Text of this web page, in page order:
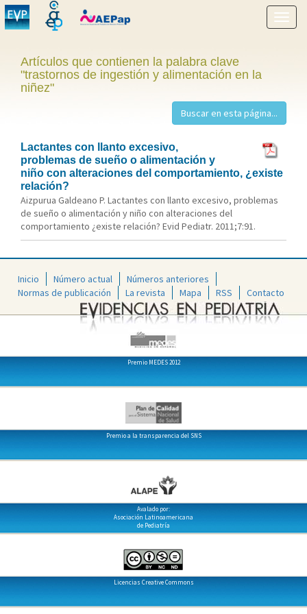
menú
Artículos que contienen la palabra clave
"trastornos de ingestión y alimentación en la
niñez"
Lactantes con llanto excesivo,
problemas de sueño o alimentación y
niño con alteraciones del comportamiento, ¿existe
relación?
Aizpurua Galdeano P. Lactantes con llanto excesivo, problemas
de sueño o alimentación y niño con alteraciones del
comportamiento ¿existe relación? Evid Pediatr. 2011;7:91.
Inicio Número actual
Números anteriores
Normas de publicación
La revista Mapa RSS Contacto
Premio MEDES 2012
Premio a la transparencia del SNS
Avalado por:
Asociación Latinoamericana
de Pediatría
Licencias Creative Commons